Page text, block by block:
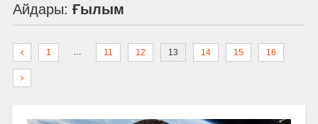
Айдары: Ғылым
1 11 12 13 14 15 16